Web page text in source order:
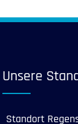
Unsere
Standort